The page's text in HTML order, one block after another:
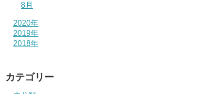
8月
2020年
2019年
2018年
カテゴリー